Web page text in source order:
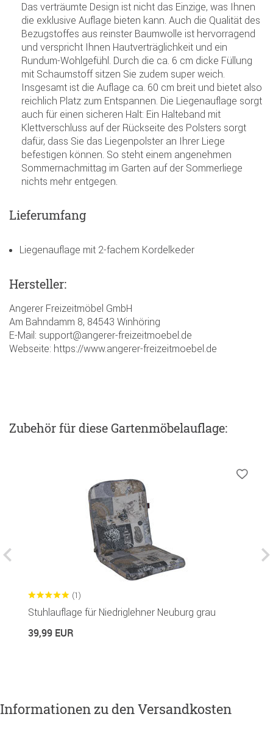
Das verträumte Design ist nicht das Einzige, was Ihnen
die exklusive Auflage bieten kann. Auch die Qualität des
Bezugstoffes aus reinster Baumwolle ist hervorragend
und verspricht Ihnen Hautverträglichkeit und ein
Rundum-Wohlgefühl. Durch die ca. 6 cm dicke Füllung
mit Schaumstoff sitzen Sie zudem super weich.
Insgesamt ist die Auflage ca. 60 cm breit und bietet also
reichlich Platz zum Entspannen. Die Liegenauflage sorgt
auch für einen sicheren Halt: Ein Halteband mit
Klettverschluss auf der Rückseite des Polsters sorgt
dafür, dass Sie das Liegenpolster an Ihrer Liege
befestigen können. So steht einem angenehmen
Sommernachmittag im Garten auf der Sommerliege
nichts mehr entgegen.
Lieferumfang
Liegenauflage mit 2-fachem Kordelkeder
Hersteller:
Angerer Freizeitmöbel GmbH
Am Bahndamm 8, 84543 Winhöring
E-Mail: support@angerer-freizeitmoebel.de
Webseite: https://www.angerer-freizeitmoebel.de
Zubehörfür diese Gartenmöbelauflage:
(1)
Stuhlauflage für Niedriglehner Neuburg grau
39,99 EUR
Informationen zu den Versandkosten